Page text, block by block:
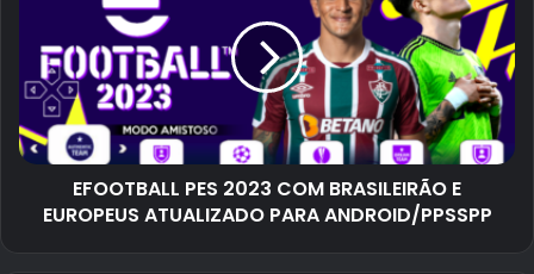
EFOOTBALL PES 2023 COM BRASILEIRÃO E
EUROPEUS ATUALIZADO PARA ANDROID/PPSSPP